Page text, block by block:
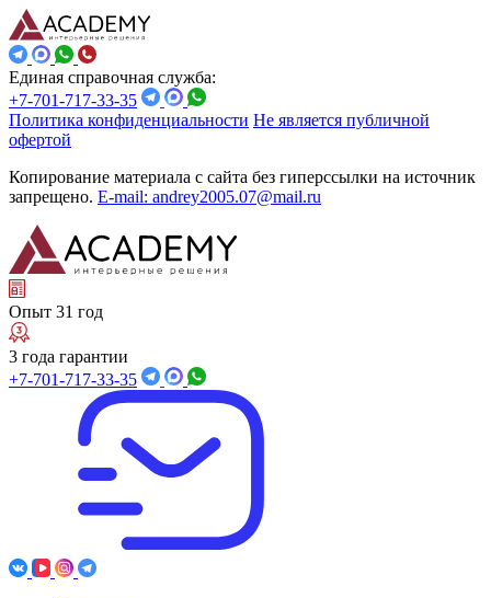
Единая справочная служба:
+7-701-717-33-35
Политика конфиденциальности Не является публичной
офертой
Копирование материала с сайта без гиперссылки на источник
запрещено. E-mail: andrey2005.07@mail.ru
Опыт 31 год
3 года гарантии
+7-701-717-33-35